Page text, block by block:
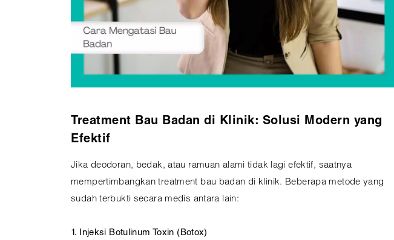
Treatment Bau Badan di Klinik: Solusi Modern yang
Efektif
Jika deodoran, bedak, atau ramuan alami tidak lagi efektif, saatnya
mempertimbangkan treatment bau badan di klinik. Beberapa metode yang
sudah terbukti secara medis antara lain:
1. Injeksi Botulinum Toxin (Botox)